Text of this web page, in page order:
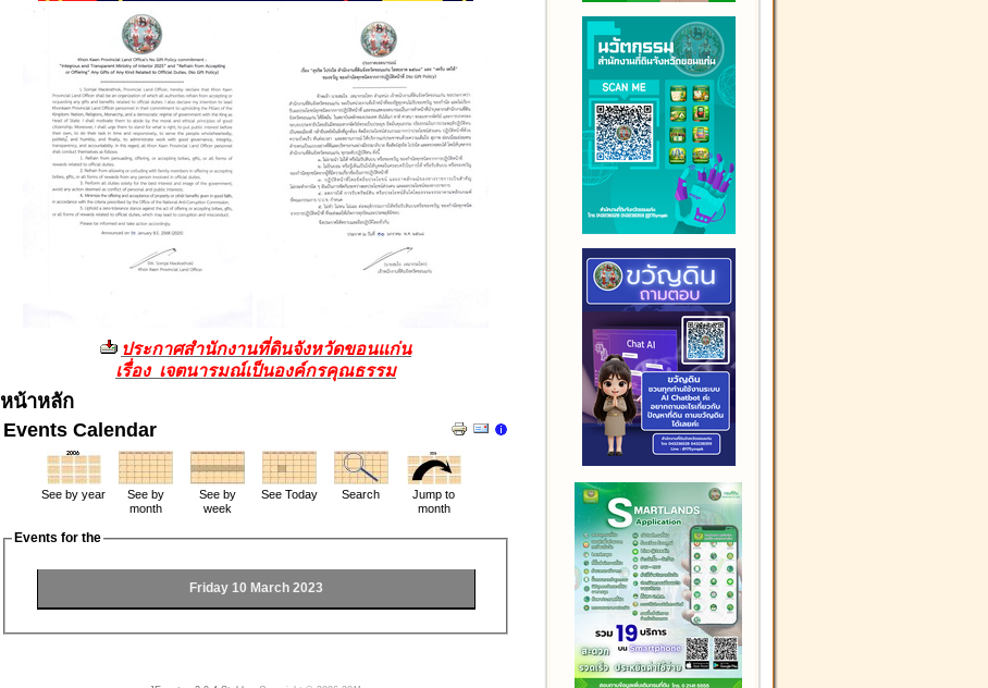
ประกาศสำนักงานที่ดินจังหวัดขอนแก่น
เรื่อง เจตนารมณ์เป็นองค์กรคุณธรรม
หน้าหลัก
Events Calendar
See by year
See by
month
See by
week
See Today Search
Jump to
month
Events for the
Friday 10 March 2023